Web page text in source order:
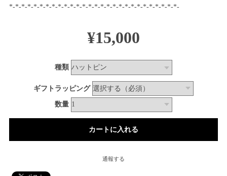
*-*-*-*-*-*-*-*-*-*-*-*-*-*-*-*-*-*-*-*-*-*-*-*-*-*-*-*-
¥15,000
種類
ギフトラッピング
数量
通報する